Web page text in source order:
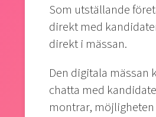
Som utställande
direkt med
direkt i mässan.
Den digitala mässan
chatta med
montrar,